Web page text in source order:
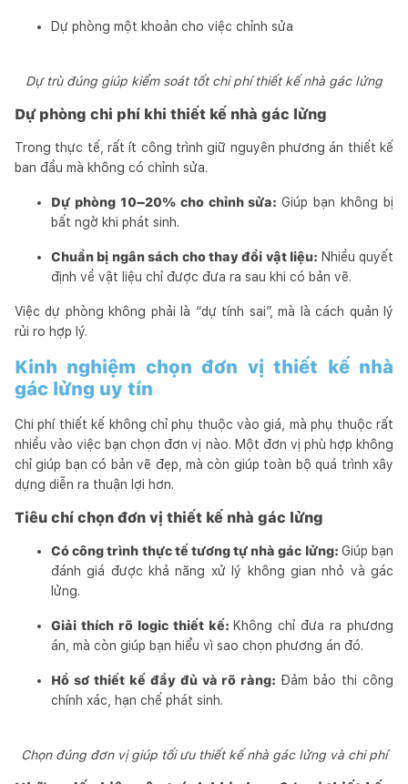
Dự phòng một khoản cho việc chỉnh sửa
Dự trù đúng giúp kiểm soát tốt chi phí thiết kế nhà gác lửng
Dự phòng chi phí khi thiết kế nhà gác lửng
Trong thực tế, rất ít công trình giữ nguyên phương án thiết kế
ban đầu mà không có chỉnh sửa.
Dự phòng 10–20% cho chỉnh sửa:Giúp bạn không bị
bất ngờ khi phát sinh.
Chuẩn bị ngân sách cho thay đổi vật liệu: Nhiều quyết
định về vật liệu chỉ được đưa ra sau khi có bản vẽ.
Việc dự phòng không phải là “dự tính sai”, mà là cách quản lý
rủi ro hợp lý.
Kinh nghiệm chọn đơn vị thiết kế nhà
gác lửng uy tín
Chi phí thiết kế không chỉ phụ thuộc vào giá, mà phụ thuộc rất
nhiều vào việc bạn chọn đơn vị nào. Một đơn vị phù hợp không
chỉ giúp bạn có bản vẽ đẹp, mà còn giúp toàn bộ quá trình xây
dựng diễn ra thuận lợi hơn.
Tiêu chí chọn đơn vị thiết kế nhà gác lửng
Có công trình thực tế tương tự nhà gác lửng: Giúp bạn
đánh giá được khả năng xử lý không gian nhỏ và gác
lửng.
Giải thích rõ logic thiết kế: Không chỉ đưa ra phương
án, mà còn giúp bạn hiểu vì sao chọn phương án đó.
Hồ sơ thiết kế đầy đủ và rõ ràng: Đảm bảo thi công
chính xác, hạn chế phát sinh.
Chọn đúng đơn vị giúp tối ưu thiết kế nhà gác lửng và chi phí